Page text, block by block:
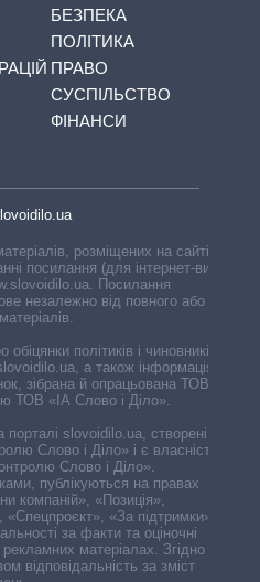
БЕЗПЕКА
ПОЛІТИКА
ПРАВО
СУСПІЛЬСТВО
ФІНАНСИ
розміщених на сайті,
посилання (для інтернет-видань
Посилання
незалежно від повного або
політиків і чиновників,
а також інформація про
зібрана й опрацьована ТОВ «ІА
ТОВ «ІА Слово і Діло».
порталі slovoidilo.ua, створені ГО
Слово і Діло» і є власністю
Слово і Діло».
публікуються на правах
компаній», «Позиція»,
«За підтримки».
за факти та оціночні
матеріалах. Згідно з
відповідальність за зміст